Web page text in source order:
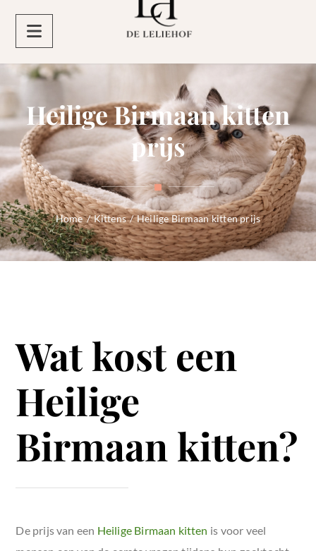
Heilige Birmaan kitten
prijs
Home / Kittens / Heilige Birmaan kitten prijs
Wat kost een
Heilige
Birmaan kitten?
De prijs van een Heilige Birmaan kitten is voor veel